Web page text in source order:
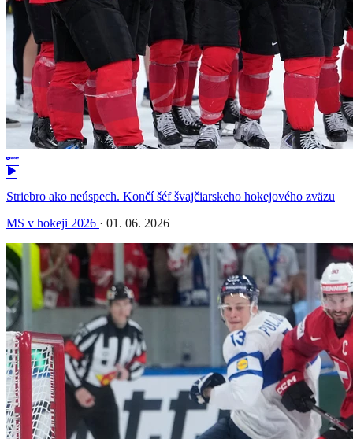
Striebro ako neúspech. Končí šéf švajčiarskeho hokejového zväzu
MS v hokeji 2026 · 01. 06. 2026